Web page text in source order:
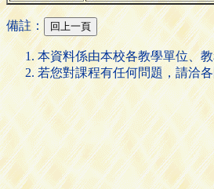
備註：
本資料係由本校各教學單位、
若您對課程有任何問題，請洽